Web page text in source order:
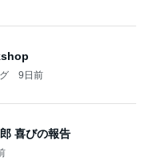
9日前
喜びの報告